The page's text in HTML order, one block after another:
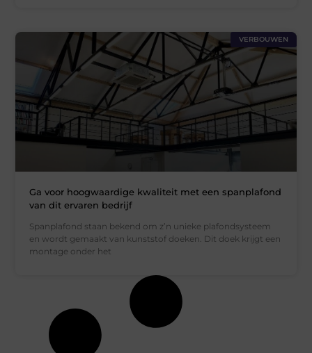
VERBOUWEN
Ga voor hoogwaardige kwaliteit met een spanplafond
van dit ervaren bedrijf
Spanplafond staan bekend om z’n unieke plafondsysteem
en wordt gemaakt van kunststof doeken. Dit doek krijgt een
montage onder het